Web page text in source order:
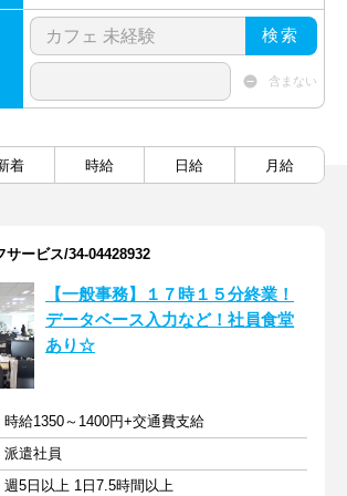
検索
含まない
着 時給 日給 月給
サービス/34-04428932
【一般事務】１７時１５分終業！
データベース入力など！社員食堂
あり☆
時給1350～1400円+交通費支給
派遣社員
週5日以上 1日7.5時間以上